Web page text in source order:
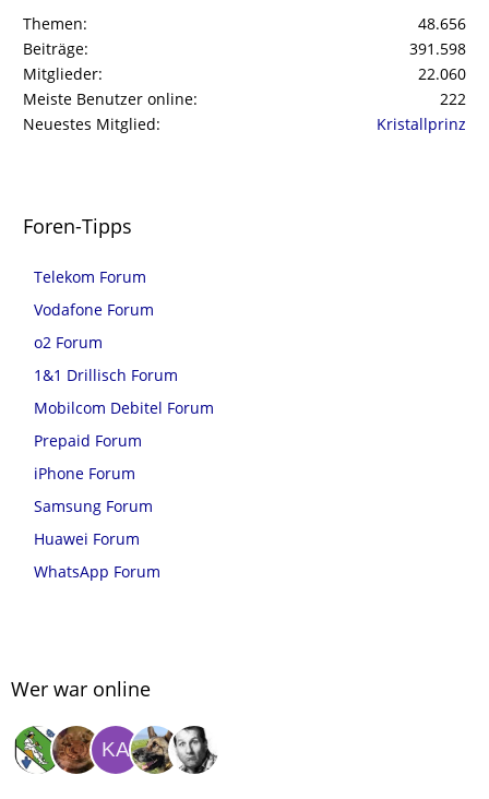
Themen
48.656
Beiträge
391.598
Mitglieder
22.060
Meiste Benutzer online
222
Neuestes Mitglied
Kristallprinz
Foren-Tipps
Telekom Forum
Vodafone Forum
o2 Forum
1&1 Drillisch Forum
Mobilcom Debitel Forum
Prepaid Forum
iPhone Forum
Samsung Forum
Huawei Forum
WhatsApp Forum
Wer war online